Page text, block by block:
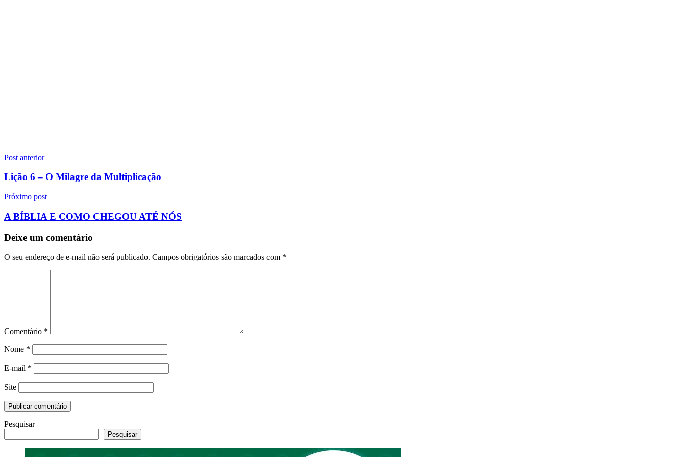
Navegação
de
Post
Post anterior
Lição 6 – O Milagre da Multiplicação
Próximo post
A BÍBLIA E COMO CHEGOU ATÉ NÓS
Deixe um comentário
O seu endereço de e-mail não será publicado. Campos obrigatórios são marcados com *
Comentário *
Nome *
E-mail *
Site
Pesquisar
Pesquisar